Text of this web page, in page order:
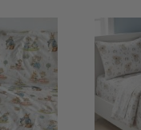
ПАМУК
ЧАСТИ